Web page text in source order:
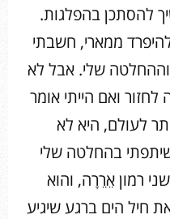
להסתכן בהפלגות.
ממארי, חשבתי
שלי. אבל לא
ואם הייתי אומר
לעולם, היא לא
בהחלטה שלי
רמון אֵרֵרָה, והוא
חיל הים ברגע שיגיע